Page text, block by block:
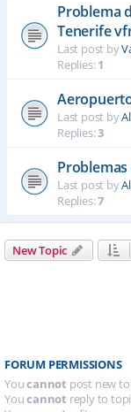
Problema
Tenerife
Last post by
Replies:1
Last post by
Replies:3
Last post by
Replies:7
New Topic
FORUM PERMISSIONS
Youcannot post new
Youcannot reply to